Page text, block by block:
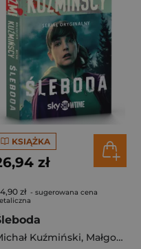
KSIĄŻKA
zł
zł - sugerowana cena
Kuźmiński, Małgorzata Kuźmińska